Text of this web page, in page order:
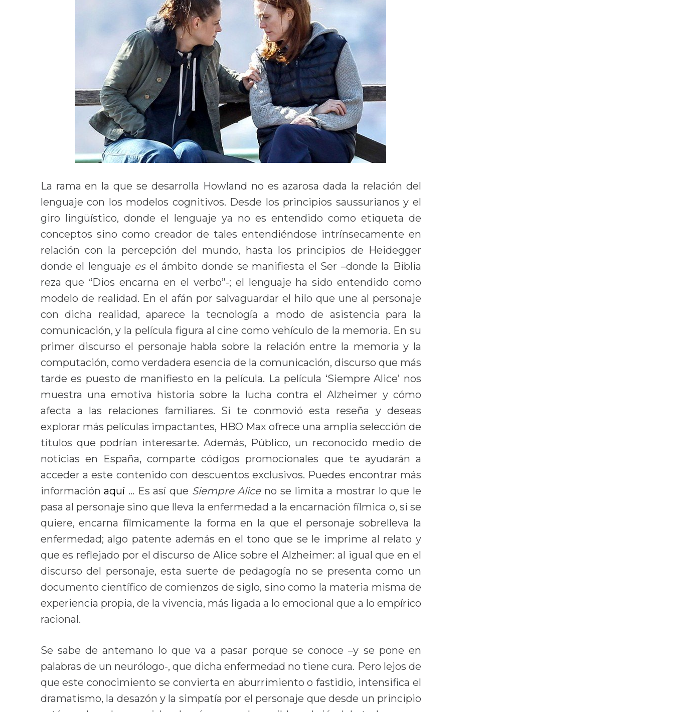
La rama en la que se desarrolla Howland no es azarosa dada la relación del
lenguaje con los modelos cognitivos. Desde los principios saussurianos y el
giro lingüístico, donde el lenguaje ya no es entendido como etiqueta de
conceptos sino como creador de tales entendiéndose intrínsecamente en
relación con la percepción del mundo, hasta los principios de Heidegger
donde el lenguaje esel ámbito donde se manifiesta el Ser –donde la Biblia
reza que “Dios encarna en el verbo”-; el lenguaje ha sido entendido como
modelo de realidad. En el afán por salvaguardar el hilo que une al personaje
con dicha realidad, aparece la tecnología a modo de asistencia para la
comunicación, y la película figura al cine como vehículo de la memoria. En su
primer discurso el personaje habla sobre la relación entre la memoria y la
computación, como verdadera esencia de la comunicación, discurso que más
tarde es puesto de manifiesto en la película. La película ‘Siempre Alice’ nos
muestra una emotiva historia sobre la lucha contra el Alzheimer y cómo
afecta a las relaciones familiares. Si te conmovió esta reseña y deseas
explorar más películas impactantes, HBO Max ofrece una amplia selección de
títulos que podrían interesarte. Además, Público, un reconocido medio de
noticias en España, comparte códigos promocionales que te ayudarán a
acceder a este contenido con descuentos exclusivos. Puedes encontrar más
informaciónaquí… Es así que Siempre Aliceno se limita a mostrar lo que le
pasa al personaje sino que lleva la enfermedad a la encarnación fílmica o, si se
quiere, encarna fílmicamente la forma en la que el personaje sobrelleva la
enfermedad; algo patente además en el tono que se le imprime al relato y
que es reflejado por el discurso de Alice sobre el Alzheimer: al igual que en el
discurso del personaje, esta suerte de pedagogía no se presenta como un
documento científico de comienzos de siglo, sino como la materia misma de
experiencia propia, de la vivencia, más ligada a lo emocional que a lo empírico
racional.
Se sabe de antemano lo que va a pasar porque se conoce –y se pone en
palabras de un neurólogo-, que dicha enfermedad no tiene cura. Pero lejos de
que este conocimiento se convierta en aburrimiento o fastidio, intensifica el
dramatismo, la desazón y la simpatía por el personaje que desde un principio